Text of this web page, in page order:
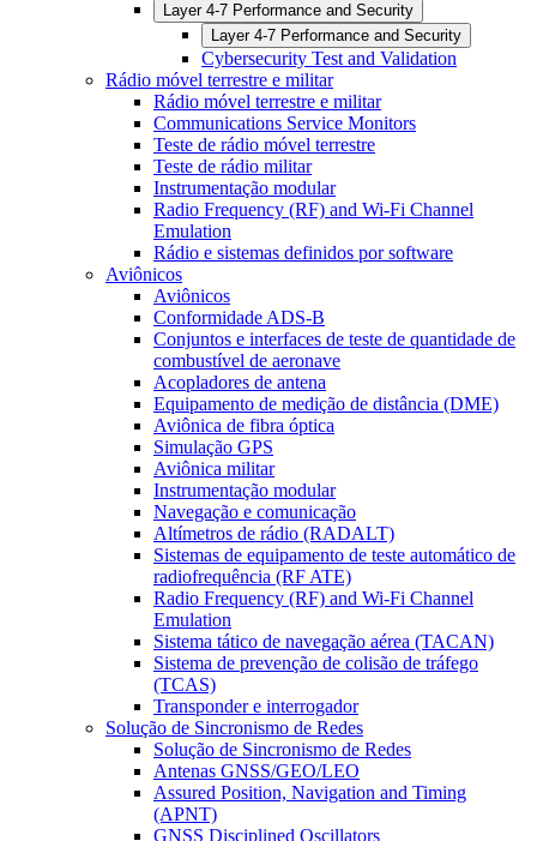
Layer 4-7 Performance and Security
Layer 4-7 Performance and Security
Cybersecurity Test and Validation
Rádio móvel terrestre e militar
Rádio móvel terrestre e militar
Communications Service Monitors
Teste de rádio móvel terrestre
Teste de rádio militar
Instrumentação modular
Radio Frequency (RF) and Wi-Fi Channel
Emulation
Rádio e sistemas definidos por software
Aviônicos
Aviônicos
Conformidade ADS-B
Conjuntos e interfaces de teste de quantidade de
combustível de aeronave
Acopladores de antena
Equipamento de medição de distância (DME)
Aviônica de fibra óptica
Simulação GPS
Aviônica militar
Instrumentação modular
Navegação e comunicação
Altímetros de rádio (RADALT)
Sistemas de equipamento de teste automático de
radiofrequência (RF ATE)
Radio Frequency (RF) and Wi-Fi Channel
Emulation
Sistema tático de navegação aérea (TACAN)
Sistema de prevenção de colisão de tráfego
(TCAS)
Transponder e interrogador
Solução de Sincronismo de Redes
Solução de Sincronismo de Redes
Antenas GNSS/GEO/LEO
Assured Position, Navigation and Timing
(APNT)
GNSS Disciplined Oscillators